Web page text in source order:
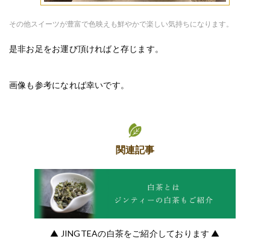
その他スイーツが豊富で色映えも鮮やかで楽しい気持ちになります。
是非お足をお運び頂ければと存じます。
画像も参考になれば幸いです。
関連記事
▲ JINGTEAの白茶をご紹介しております ▲